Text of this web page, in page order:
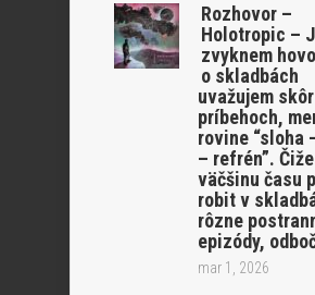
Rozhovor –
Holotropic –
zvyknem
o skladbách
uvažujem
príbehoch,
rovine “sloha
– refrén”.
väčšinu času
robit v
rôzne
epizódy,
mar 1, 2026